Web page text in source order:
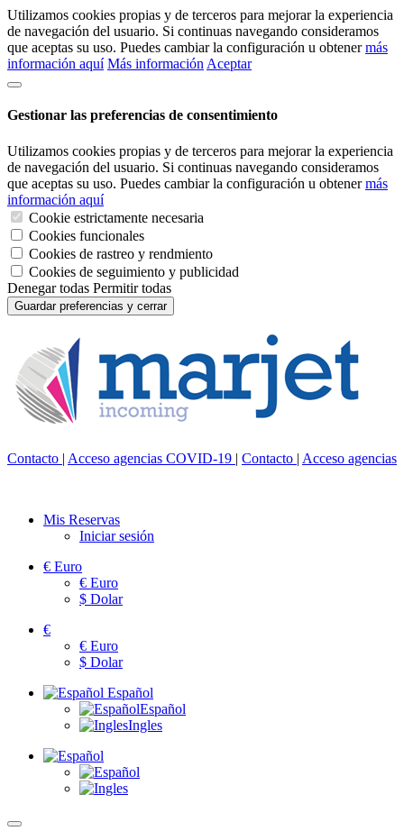
Utilizamos cookies propias y de terceros para mejorar la experiencia
de navegación del usuario. Si continuas navegando consideramos
que aceptas su uso. Puedes cambiar la configuración u obtenermás
información aquí Más información Aceptar
Gestionar las preferencias de consentimiento
Utilizamos cookies propias y de terceros para mejorar la experiencia
de navegación del usuario. Si continuas navegando consideramos
que aceptas su uso. Puedes cambiar la configuración u obtenermás
información aquí
Cookie estrictamente necesaria
Cookies funcionales
Cookies de rastreo y rendmiento
Cookies de seguimiento y publicidad
Denegar todas Permitir todas
Guardar preferencias y cerrar
Contacto | Acceso agencias COVID-19 | Contacto | Acceso agencias
Mis Reservas
Iniciar sesión
€ Euro
€ Euro
$ Dolar
€
€ Euro
$ Dolar
Español
Español
Ingles